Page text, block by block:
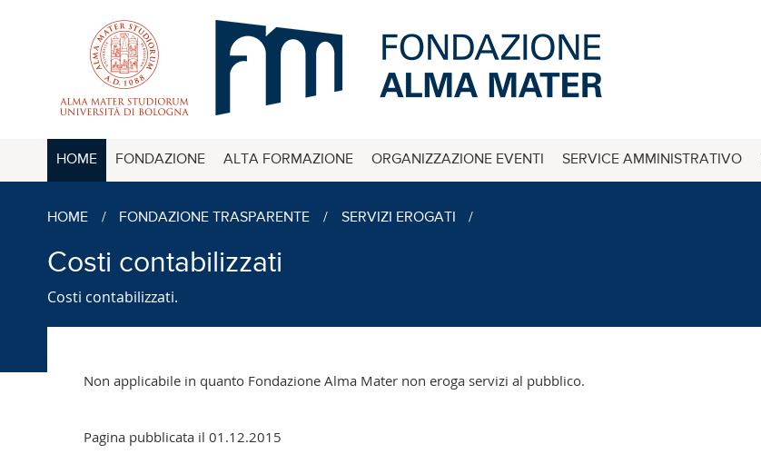
HOME FONDAZIONE ALTA FORMAZIONE ORGANIZZAZIONE EVENTI SERVICE AMMINISTRATIVO
HOME / FONDAZIONE TRASPARENTE / SERVIZI EROGATI /
Costi contabilizzati
Costi contabilizzati.
Non applicabile in quanto Fondazione Alma Mater non eroga servizi al pubblico.
Pagina pubblicata il 01.12.2015